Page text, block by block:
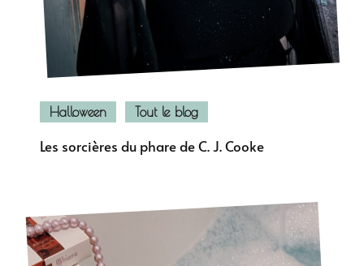
Halloween Tout le blog
Les sorcières du phare de C. J. Cooke